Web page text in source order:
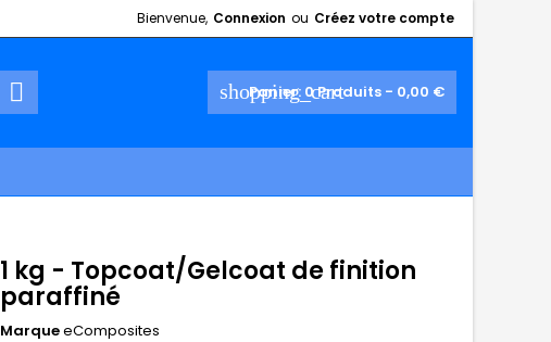
Bienvenue, Connexion ou Créez votre compte
shopping_cart
Panier: 0Produits - 0,00 €

1 kg - Topcoat/Gelcoat de finition
paraffiné
MarqueeComposites